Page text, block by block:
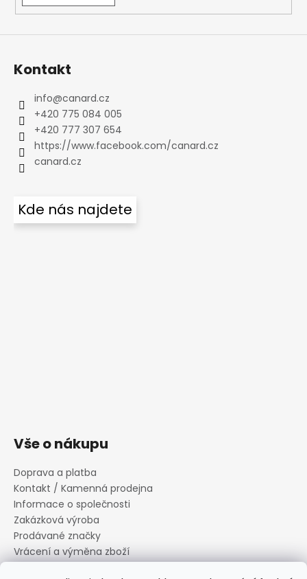
Kontakt
info@canard.cz
+420 775 084 005
+420 777 307 654
https://www.facebook.com/canard.cz
canard.cz
Kde nás najdete
Vše o nákupu
Doprava a platba
Kontakt / Kamenná prodejna
Informace o společnosti
Zakázková výroba
Prodávané značky
Vrácení a výměna zboží